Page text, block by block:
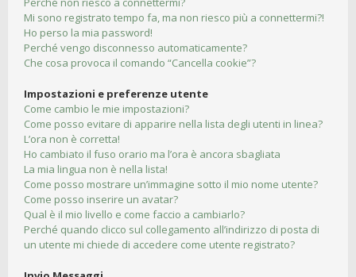
Mi sono registrato tempo fa, ma non riesco più a connettermi?!
Ho perso la mia password!
Perché vengo disconnesso automaticamente?
Che cosa provoca il comando “Cancella cookie”?
Impostazioni e preferenze utente
Come cambio le mie impostazioni?
Come posso evitare di apparire nella lista degli utenti in linea?
L’ora non è corretta!
Ho cambiato il fuso orario ma l’ora è ancora sbagliata
La mia lingua non è nella lista!
Come posso mostrare un’immagine sotto il mio nome utente?
Come posso inserire un avatar?
Qual è il mio livello e come faccio a cambiarlo?
Perché quando clicco sul collegamento all’indirizzo di posta di
un utente mi chiede di accedere come utente registrato?